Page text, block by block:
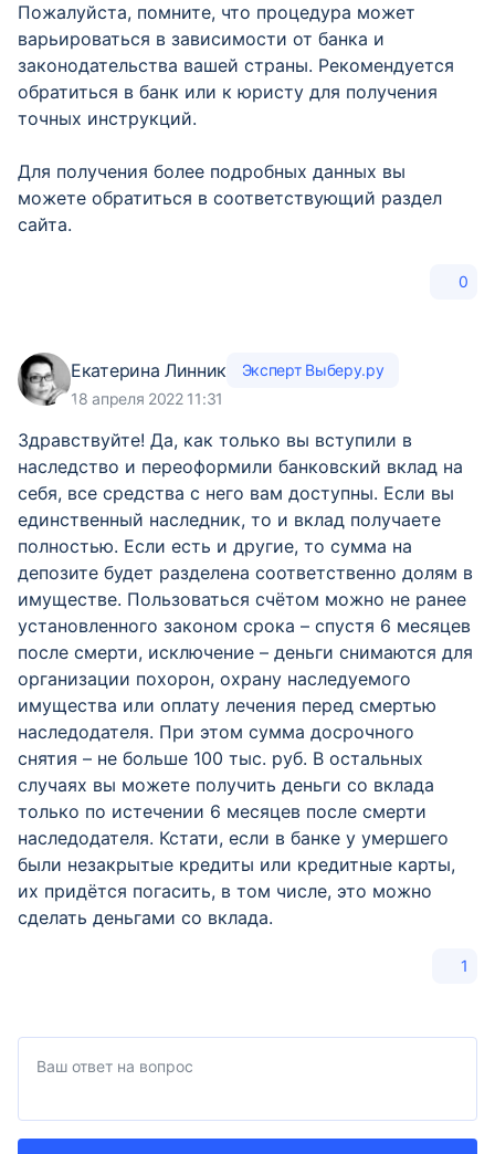
Пожалуйста, помните, что процедура может
варьироваться в зависимости от банка и
законодательства вашей страны. Рекомендуется
обратиться в банк или к юристу для получения
точных инструкций.
Для получения более подробных данных вы
можете обратиться в соответствующий раздел
сайта.
0
Екатерина Линник
Эксперт Выберу.ру
18 апреля 2022 11:31
Здравствуйте! Да, как только вы вступили в
наследство и переоформили банковский вклад на
себя, все средства с него вам доступны. Если вы
единственный наследник, то и вклад получаете
полностью. Если есть и другие, то сумма на
депозите будет разделена соответственно долям в
имуществе. Пользоваться счётом можно не ранее
установленного законом срока – спустя 6 месяцев
после смерти, исключение – деньги снимаются для
организации похорон, охрану наследуемого
имущества или оплату лечения перед смертью
наследодателя. При этом сумма досрочного
снятия – не больше 100 тыс. руб. В остальных
случаях вы можете получить деньги со вклада
только по истечении 6 месяцев после смерти
наследодателя. Кстати, если в банке у умершего
были незакрытые кредиты или кредитные карты,
их придётся погасить, в том числе, это можно
сделать деньгами со вклада.
1